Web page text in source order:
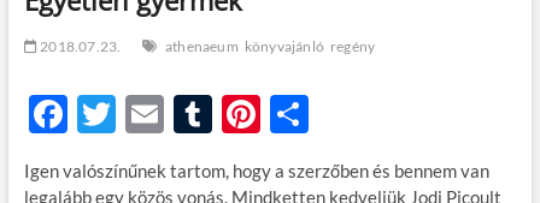
2018.07.23. athenaeum könyvajánló regény
F
ac
e
T
w
itt
E
m
ail
T
m
Pi
er
O
ss
za
Igen valószínűnek tartom, hogy a szerzőben és bennem van
legalább egy közös vonás. Mindketten kedveljük Jodi Picoult